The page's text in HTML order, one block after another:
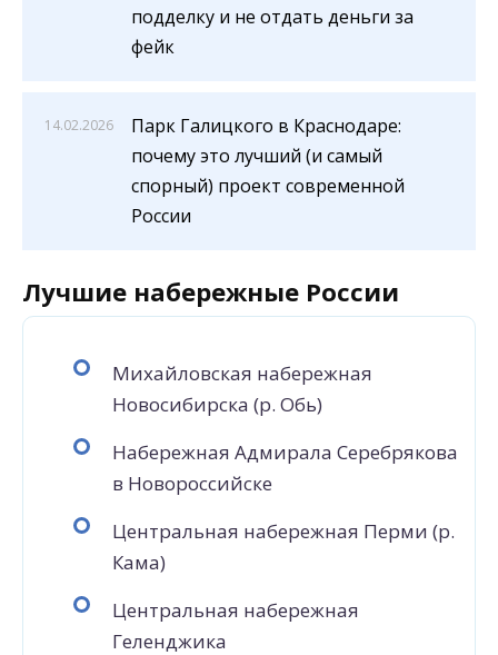
подделку и не отдать деньги за
фейк
14.02.2026
Парк Галицкого в Краснодаре:
почему это лучший (и самый
спорный) проект современной
России
Лучшие набережные России
Михайловская набережная
Новосибирска (р. Обь)
Набережная Адмирала Серебрякова
в Новороссийске
Центральная набережная Перми (р.
Кама)
Центральная набережная
Геленджика